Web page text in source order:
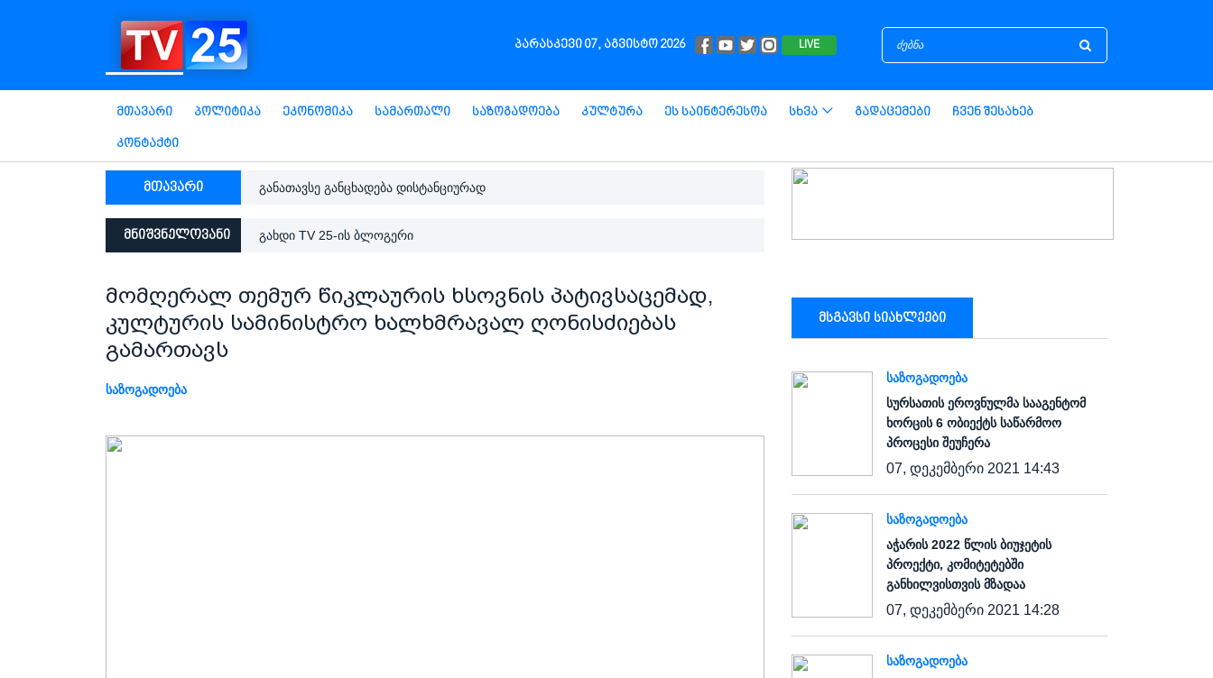
პარასკევი 07, აგვისტო 2026 LIVE
Მთავარი Პოლიტიკა Ეკონომიკა Სამართალი Საზოგადოება Კულტურა Ეს Საინტერესოა Სხვა Გადაცემები Ჩვენ Შესახებ
Კონტაქტი
მთავარი განათავსე განცხადება დისტანციურად
მნიშვნელოვანი გახდი TV 25-ის ბლოგერი
მომღერალ თემურ წიკლაურის ხსოვნის პატივსაცემად,
კულტურის სამინისტრო ხალხმრავალ ღონისძიებას
გამართავს
ᲡᲐᲖᲝᲒᲐᲓᲝᲔᲑᲐ
მსგავსი სიახლეები
ᲡᲐᲖᲝᲒᲐᲓᲝᲔᲑᲐ
სურსათის ეროვნულმა სააგენტომ
ხორცის 6 ობიექტს საწარმოო
პროცესი შეუჩერა
07, დეკემბერი 2021 14:43
ᲡᲐᲖᲝᲒᲐᲓᲝᲔᲑᲐ
აჭარის 2022 წლის ბიუჯეტის
პროექტი, კომიტეტებში
განხილვისთვის მზადაა
07, დეკემბერი 2021 14:28
ᲡᲐᲖᲝᲒᲐᲓᲝᲔᲑᲐ